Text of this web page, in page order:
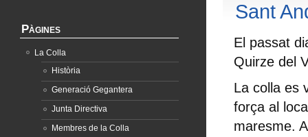
Sant
El passat
Quirze del
La colla es
força al
maresme.
Pàgines
La Colla
Història
Generació Gegantera
Junta Directiva
Membres de la Colla